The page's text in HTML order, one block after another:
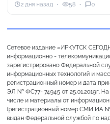
2 дня назад 58 0
Сетевое издание «ИРКУТСК
информационно -
зарегистрировано Федеральной
информационных технологий и
регистрационный номер и дата
ЭЛ № ФС77- 74945 от 25.01.2019г.
числе и материалы от
(регистрационный номер СМИ ИА №
выдан Федеральной службой по